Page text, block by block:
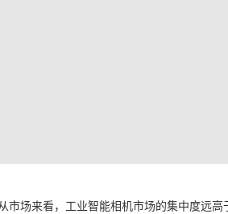
市场来看，工业智能相机市场的集中度远